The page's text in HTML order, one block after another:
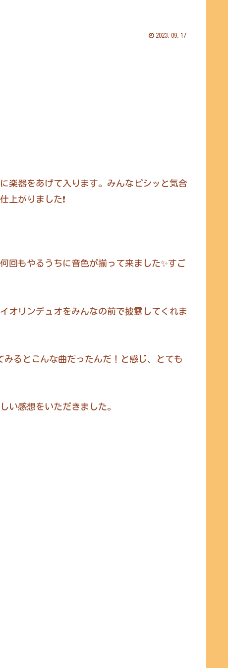
2023.09.17
楽器をあげて入ります。みんなピシッと気合
上がりました❗️
回もやるうちに音色が揃って来ました✨すご
オリンデュオをみんなの前で披露してくれま
るとこんな曲だったんだ！と感じ、とても
い感想をいただきました。